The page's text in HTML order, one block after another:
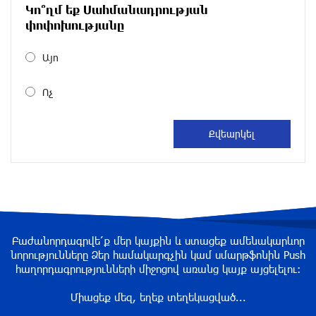
Ալիեւն ու Փաշինյանը հեռախոսազրույց են
ունեցել
3 ժամ առաջ
փլուզմանը
Հայկական կոնյակի և գինու վաճառքի անկում
Կո՞ղմ եք Սահմանադրության
փոփոխությանը
Այո
Ոչ
Բաժանորդագրվե՛ք մեր կայքին և ստացեք ամենակարևոր
նորությունները Ձեր համակարգչին կամ սմարթֆոնին Push
հաղորդագրությունների միջոցով առանց կայք այցելելու։
Միացեք մեզ, եղեք տեղեկացված...